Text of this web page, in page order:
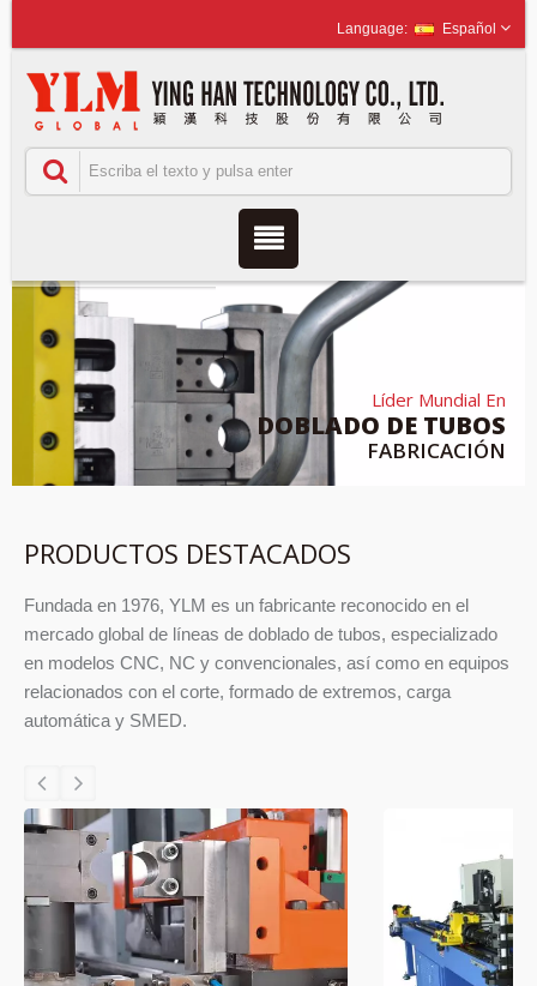
Español
Líder Mundial En
DOBLADO DE TUBOS
FABRICACIÓN
PRODUCTOS DESTACADOS
Fundada en 1976, YLM es un fabricante reconocido en el
mercado global de líneas de doblado de tubos, especializado
en modelos CNC, NC y convencionales, así como en equipos
relacionados con el corte, formado de extremos, carga
automática y SMED.